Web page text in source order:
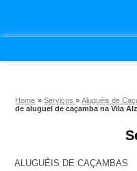
Home »Serviços» Aluguéis de
de aluguel de caçamba na Vila
ALUGUÉIS DE CAÇAMBAS